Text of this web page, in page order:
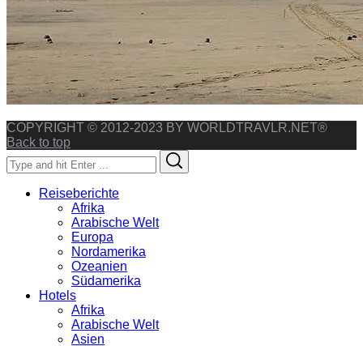
COPYRIGHT © 2012-2023 BY WORLDTRAVLR.NET®
Back to top
Search
for:
Reiseberichte
Afrika
Arabische Welt
Europa
Nordamerika
Ozeanien
Südamerika
Hotels
Afrika
Arabische Welt
Asien